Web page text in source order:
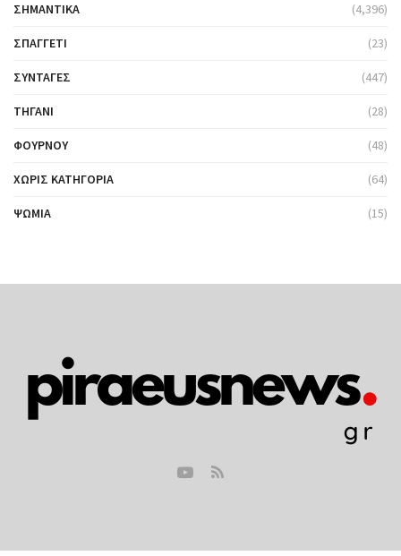
ΣΗΜΑΝΤΙΚΆ (4,396)
ΣΠΑΓΓΈΤΙ (23)
ΣΥΝΤΑΓΈΣ (447)
ΤΗΓΆΝΙ (28)
ΦΟΎΡΝΟΥ (48)
ΧΩΡΊΣ ΚΑΤΗΓΟΡΊΑ (64)
ΨΩΜΙΆ (15)